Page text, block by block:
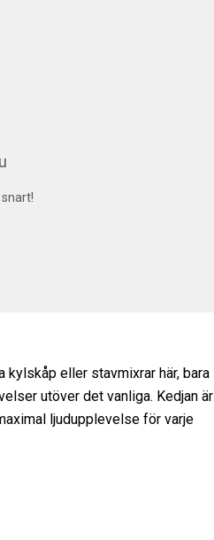
kylskåp eller stavmixrar här, bara
utöver det vanliga. Kedjan är
ljudupplevelse för varje